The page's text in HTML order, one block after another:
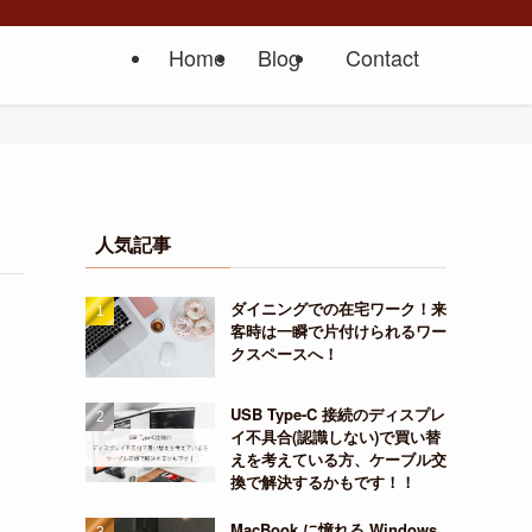
Home Blog Contact
人気記事
ダイニングでの在宅ワーク！来
客時は一瞬で片付けられるワー
クスペースへ！
USB Type-C 接続のディスプレ
イ不具合(認識しない)で買い替
えを考えている方、ケーブル交
換で解決するかもです！！